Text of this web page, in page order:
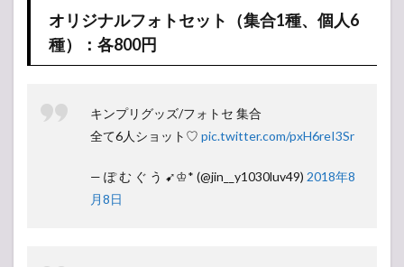
オリジナルフォトセット（集合1種、個人6
種）：各800円
キンプリグッズ/フォトセ 集合
全て6人ショット♡ pic.twitter.com/pxH6reI3Sr
— ぽ む ぐ う ➹♔* (@jin__y1030luv49) 2018年8
月8日